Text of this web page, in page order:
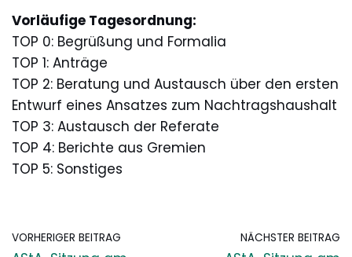
Vorläufige Tagesordnung:
TOP 0: Begrüßung und Formalia
TOP 1: Anträge
TOP 2: Beratung und Austausch über den ersten
Entwurf eines Ansatzes zum Nachtragshaushalt
TOP 3: Austausch der Referate
TOP 4: Berichte aus Gremien
TOP 5: Sonstiges
VORHERIGER BEITRAG NÄCHSTER BEITRAG